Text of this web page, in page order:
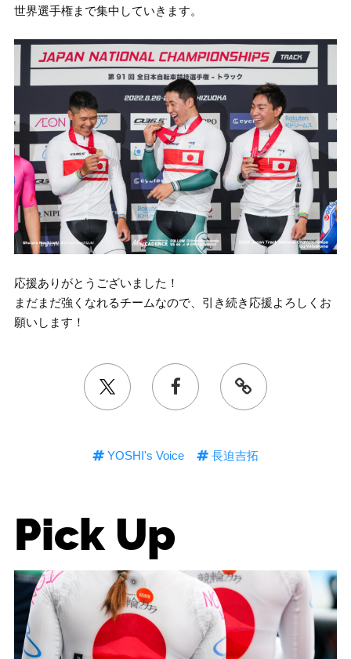
世界選手権まで集中していきます。
応援ありがとうございました！
まだまだ強くなれるチームなので、引き続き応援よろしくお
願いします！
YOSHI's Voice 長迫吉拓
Pick Up